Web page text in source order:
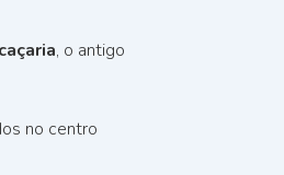
, o antigo
no centro